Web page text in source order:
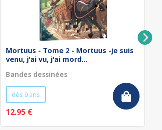
Mortuus - Tome 2 - Mortuus -je suis
venu, j'ai vu, j'ai mord...
Bandes dessinées
dès 9 ans
12.95 €